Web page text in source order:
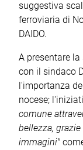
suggestiva
ferroviaria di
DAIDO.
A presentare
con il sindaco
l'importanza
nocese;
comune
bellezza,
immagini"